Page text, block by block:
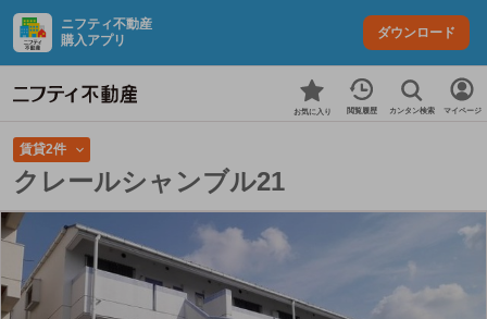
ニフティ不動産
購入アプリ
ダウンロード
お気に入り 閲覧履歴 カンタン検索 マイページ
賃貸2件
クレールシャンブル21